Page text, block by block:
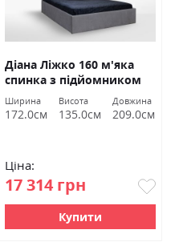
Діана Ліжко 160 м'яка
спинка з підйомником
Міромарк
Ширина
172.0см
Висота
135.0см
Довжина
209.0см
Ціна:
17 314 грн
Купити